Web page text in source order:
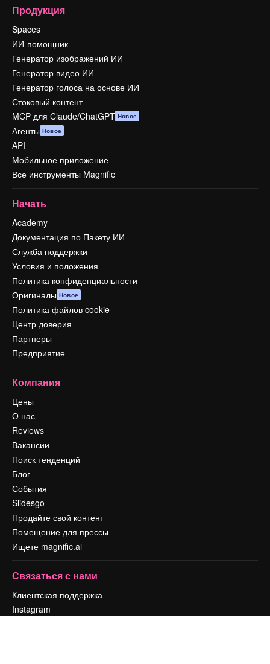
Продукция
Spaces
ИИ-помощник
Генератор изображений ИИ
Генератор видео ИИ
Генератор голоса на основе ИИ
Стоковый контент
MCP для Claude/ChatGPT Новое
Агенты Новое
API
Мобильное приложение
Все инструменты Magnific
Начать
Academy
Документация по Пакету ИИ
Служба поддержки
Условия и положения
Политика конфиденциальности
Оригиналы Новое
Политика файлов cookie
Центр доверия
Партнеры
Предприятие
Компания
Цены
О нас
Reviews
Вакансии
Поиск тенденций
Блог
События
Slidesgo
Продайте свой контент
Помещение для прессы
Ищете magnific.ai
Связаться с нами
Клиентская поддержка
Instagram